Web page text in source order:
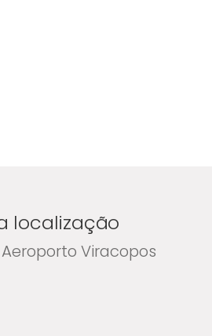
localização
Viracopos